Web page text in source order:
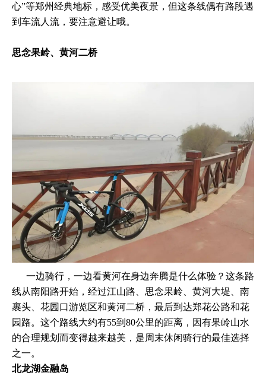
心”等郑州经典地标，感受优美夜景，但这条线偶有路段遇
到车流人流，要注意避让哦。
思念果岭、黄河二桥
一边骑行，一边看黄河在身边奔腾是什么体验？这条路
线从南阳路开始，经过江山路、思念果岭、黄河大堤、南
裹头、花园口游览区和黄河二桥，最后到达郑花公路和花
园路。这个路线大约有55到80公里的距离，因有果岭山水
的合理规划而变得越来越美，是周末休闲骑行的最佳选择
之一。
北龙湖金融岛